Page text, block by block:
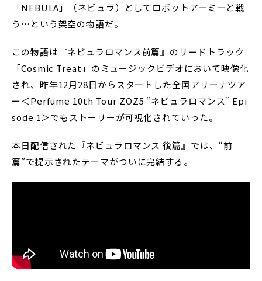
「NEBULA」（ネビュラ）としてロボットアーミーと戦
う…という架空の物語だ。
この物語は『ネビュラロマンス前篇』のリードトラック
「Cosmic Treat」のミュージックビデオにおいて映像化
され、昨年12月28日からスタートした全国アリーナツア
ー＜Perfume 10th Tour ZOZ5 “ネビュラロマンス” Epi
sode 1＞でもストーリーが可視化されていった。
本日配信された『ネビュラロマンス 後篇』では、“前
篇”で提示されたテーマがついに完結する。